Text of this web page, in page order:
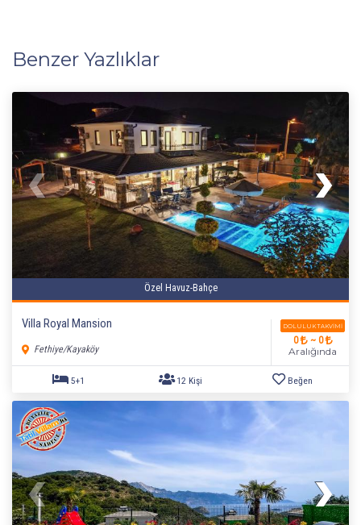
Benzer Yazlıklar
Özel Havuz-Bahçe
Villa Royal Mansion
Fethiye/Kayaköy
DOLULUK TAKVIMI
0 ~ 0
Aralığında